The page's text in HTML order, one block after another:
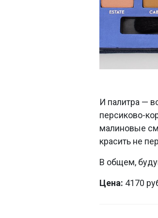
И палитра —
персиково-
малиновые
красить не
В общем,
Цена: 4170